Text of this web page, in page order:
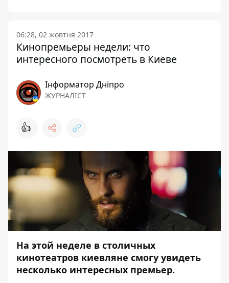
06:28, 02 жовтня 2017
Кинопремьеры недели: что
интересного посмотреть в Киеве
Інформатор Дніпро
ЖУРНАЛІСТ
👍
На этой неделе в столичных
кинотеатров киевляне смогу увидеть
несколько интересных премьер.